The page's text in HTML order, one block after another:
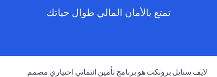
تمتع بالأمان المالي طوال حياتك
لايف ستايل بروتكت هو برنامج تأمين ائتماني اختياري مصمم